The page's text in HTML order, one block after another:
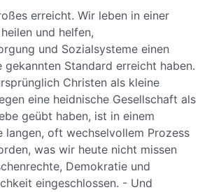
erreicht. Wir leben in einer
und helfen,
und Sozialsysteme einen
gekannten Standard erreicht haben.
Christen als kleine
eine heidnische Gesellschaft als
geübt haben, ist in einem
langen, oft wechselvollem Prozess
was wir heute nicht missen
Demokratie und
eingeschlossen. - Und